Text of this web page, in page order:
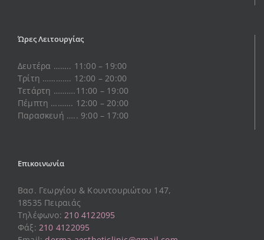
Ώρες Λειτουργίας
Δευτέρα …….. 11:00 – 19:00
Τρίτη …………. 12:00 – 20:00
Τετάρτη ……….11:00 – 19:00
Πέμπτη ………. 12:00 – 20:00
Παρασκευή ….. 9:00 – 17:00
Επικοινωνία
Βασ. Γεωργίου & Κουντουριώτου 147,
18535 Πειραιάς
Τηλέφωνο:210 4122095
Φάξ:210 4122095